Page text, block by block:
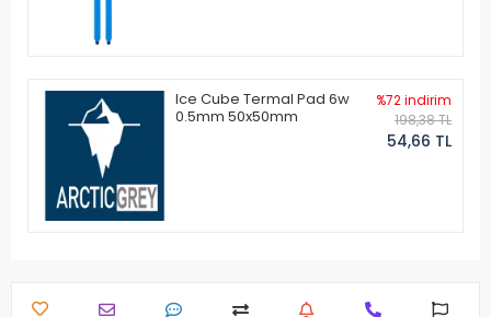
Ice Cube Termal Pad 6w
0.5mm 50x50mm
%72 indirim
198,38 TL
54,66 TL